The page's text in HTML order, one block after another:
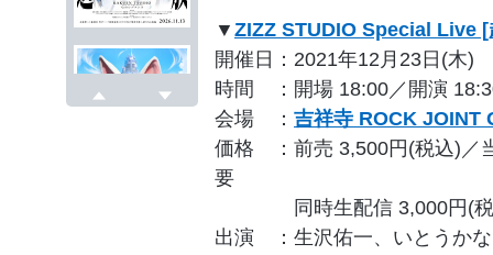
▼ ZIZZ STUDIO Special Live
開催日：2021年12月23日(木)
時間 ：開場 18:00／開演
会場 ： 吉祥寺 ROCK JOINT
価格 ：前売 3,500円(税込)／
要
同時生配信 3,000円(税
出演 ：生沢佑一、いとうか